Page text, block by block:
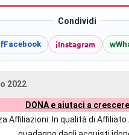
Condividi
fFacebook iInstagram w
2022
DONA e aiutaci a crescere
Affiliazioni: In qualità di